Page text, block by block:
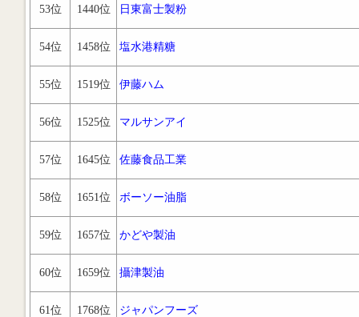
53位 1440位 日東富士製粉
54位 1458位 塩水港精糖
55位 1519位 伊藤ハム
56位 1525位 マルサンアイ
57位 1645位 佐藤食品工業
58位 1651位 ボーソー油脂
59位 1657位 かどや製油
60位 1659位 攝津製油
61位 1768位 ジャパンフーズ